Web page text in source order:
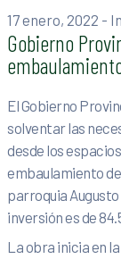
17 enero, 2022 - In
Gobierno
El Gobierno
solventar las
desde los
embaulamiento de
parroquia
inversión es de
La obra inicia en